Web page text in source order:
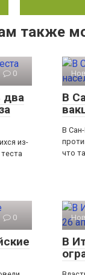
также
0
два
из-
В
В
что
0
В